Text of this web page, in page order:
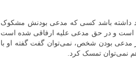
داشته باشد کسی که مدعی بودنش مشکوک
است و در حق مدعی علیه ارفاقی شده است
بودن شخص، نمی‌توان گفت گفته او با
هم نمی‌توان تمسک کرد.